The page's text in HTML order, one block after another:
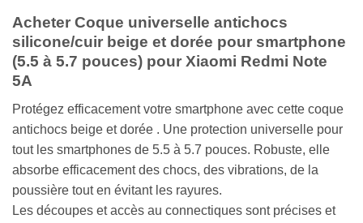
Acheter Coque universelle antichocs
silicone/cuir beige et dorée pour smartphone
(5.5 à 5.7 pouces) pour Xiaomi Redmi Note
5A
Protégez efficacement votre smartphone avec cette coque
antichocs beige et dorée . Une protection universelle pour
tout les smartphones de 5.5 à 5.7 pouces. Robuste, elle
absorbe efficacement des chocs, des vibrations, de la
poussière tout en évitant les rayures.
Les découpes et accès au connectiques sont précises et